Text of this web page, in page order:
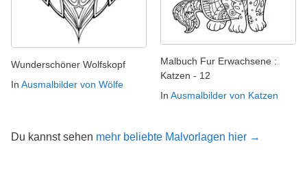
Wunderschöner Wolfskopf
In Ausmalbilder von Wölfe
Malbuch Fur Erwachsene :
Katzen - 12
In Ausmalbilder von Katzen
Du kannst sehen mehr beliebte Malvorlagen hier →